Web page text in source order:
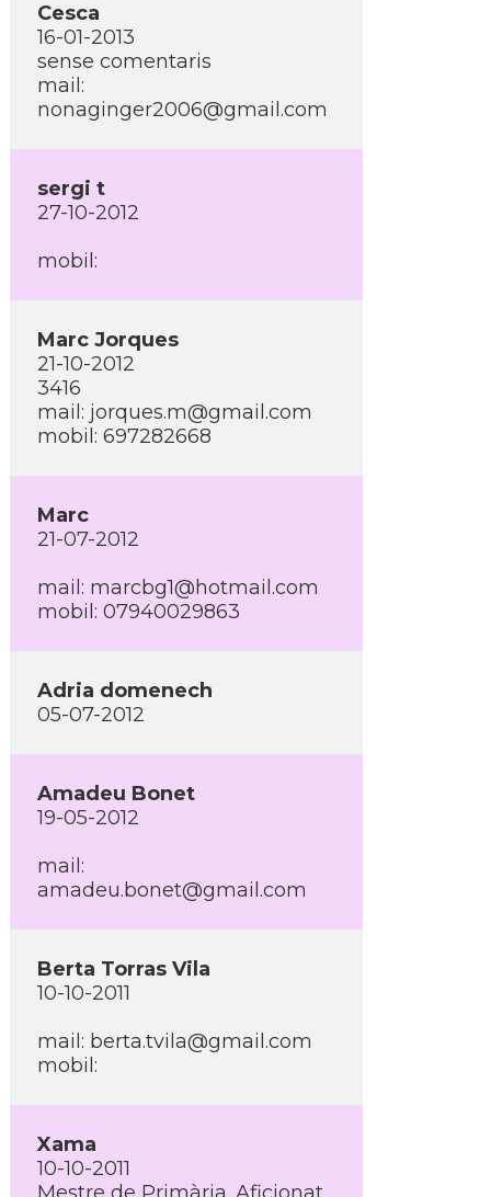
Cesca
16-01-2013
sense comentaris
mail:
nonaginger2006@gmail.com
sergi t
27-10-2012
mobil:
Marc Jorques
21-10-2012
3416
mail: jorques.m@gmail.com
mobil: 697282668
Marc
21-07-2012
mail: marcbg1@hotmail.com
mobil: 07940029863
Adria domenech
05-07-2012
Amadeu Bonet
19-05-2012
mail:
amadeu.bonet@gmail.com
Berta Torras Vila
10-10-2011
mail: berta.tvila@gmail.com
mobil:
Xama
10-10-2011